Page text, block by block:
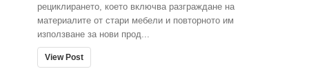
рециклирането, което включва разграждане на
материалите от стари мебели и повторното им
използване за нови прод...
View Post